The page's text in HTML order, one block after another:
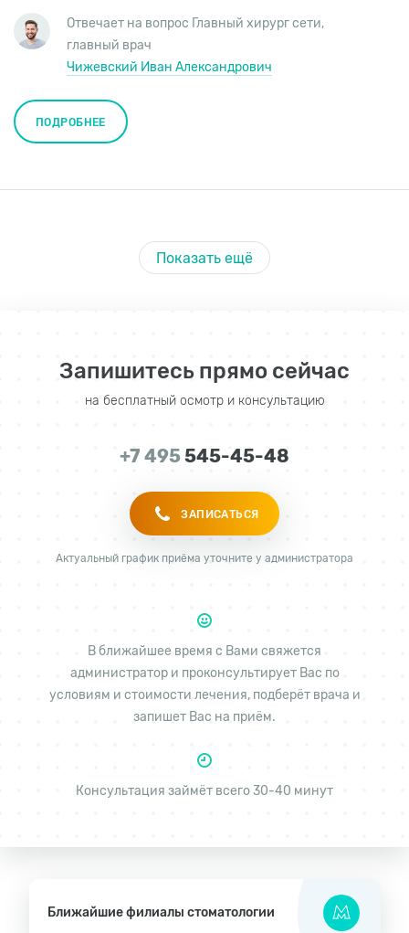
ПОДРОБНЕЕ
Отвечает на вопрос Главный хирург сети,
главный врач
Чижевский Иван Александрович
Показать ещё
Запишитесь прямо сейчас
на бесплатный осмотр и консультацию
ЗАПИСАТЬСЯ
+7 495545-45-48
Актуальный график приёма уточните у администратора
В ближайшее время с Вами свяжется
администратор и проконсультирует Вас по
условиям и стоимости лечения, подберёт врача и
запишет Вас на приём.
Консультация займёт всего 30-40 минут
Ближайшие филиалы стоматологии